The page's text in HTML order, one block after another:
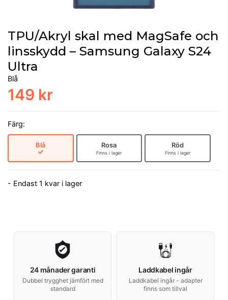
TPU/Akryl skal med MagSafe och
linsskydd – Samsung Galaxy S24
Ultra
Blå
149 kr
Färg:
Blå Rosa
Finns i lager
Röd
Finns i lager
- Endast 1 kvar i lager
24 månader garanti
Dubbel trygghet jämfört med
standard
Laddkabel ingår
Laddkabel ingår - adapter
finns som tillval